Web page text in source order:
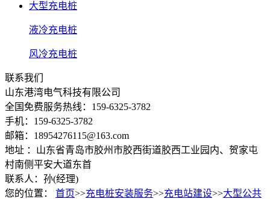
大型充电桩
液冷充电桩
风冷充电桩
联系我们
山东港湾电气科技有限公司
全国免费服务热线：159-6325-3782
手机：159-6325-3782
邮箱：18954276115@163.com
地址 ：山东省青岛市胶州市胶西街道胶西工业园内、贺家屯
村南侧平安大道东首
联系人：孙(经理)
您的位置：
首页>>充电桩安装服务>>充电站建设>>大型公共